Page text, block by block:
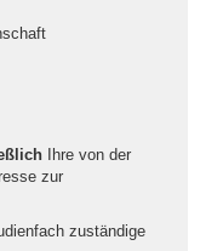
Ihre von der
zur
zuständige